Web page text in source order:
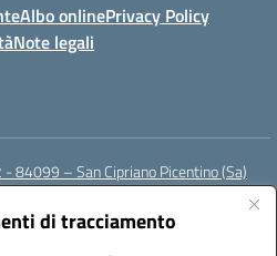
di tracciamento
Albo onlinePrivacy Policy
Note legali
84099 – San Cipriano Picentino (Sa)
saic87700c@pec.istruzione.it